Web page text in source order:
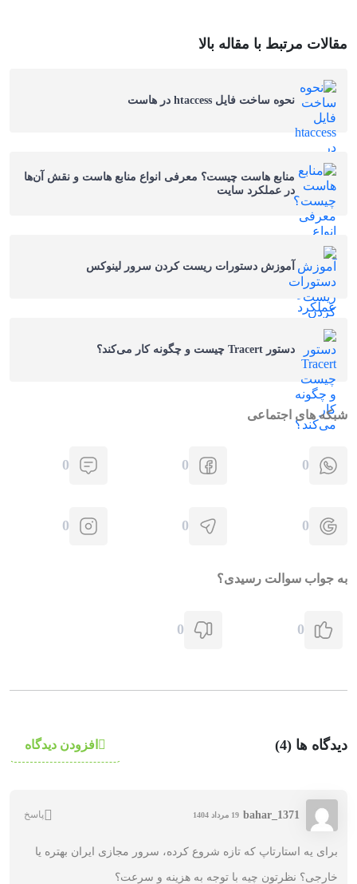
مقالات مرتبط با مقاله بالا
نحوه ساخت فایل htaccess در هاست
منابع هاست چیست؟ معرفی انواع منابع هاست و نقش آن‌ها
در عملکرد سایت
آموزش دستورات ریست کردن سرور لینوکس
دستور Tracert چیست و چگونه کار می‌کند؟
شبکه های اجتماعی
0
0
0
0
0
0
به جواب سوالت رسیدی؟
0
0
دیدگاه ها (4) افزودن دیدگاه
bahar_1371 19 مرداد 1404 پاسخ
برای یه استارتاپ که تازه شروع کرده، سرور مجازی ایران بهتره یا
خارجی؟ نظرتون چیه با توجه به هزینه و سرعت؟